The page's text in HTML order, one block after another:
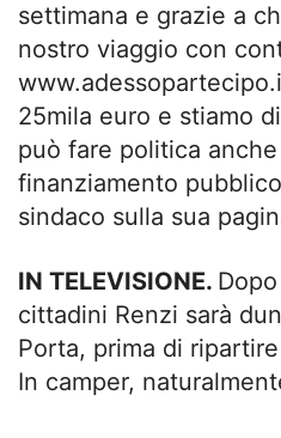
settimana e grazie a
nostro viaggio con
25mila euro e stiamo
può fare politica
finanziamento
sindaco sulla sua
IN TELEVISIONE.
cittadini Renzi sarà
Porta, prima di
In camper,